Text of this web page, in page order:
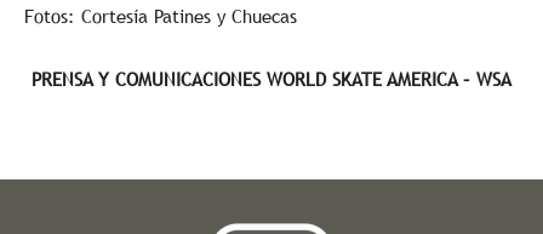
Fotos: Cortesía Patines y Chuecas
PRENSA Y COMUNICACIONES WORLD SKATE AMERICA – WSA